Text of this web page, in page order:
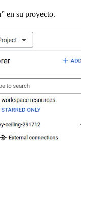
en su proyecto.